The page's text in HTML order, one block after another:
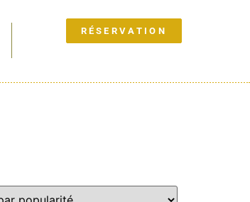
RÉSERVATION